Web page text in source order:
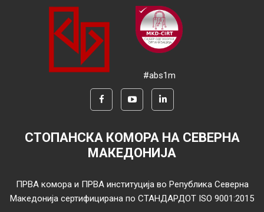
#abs1m
СТОПАНСКА КОМОРА НА СЕВЕРНА
МАКЕДОНИЈА
ПРВА комора и ПРВА институција во Република Северна
Македонија сертифицирана по СТАНДАРДОТ ISO 9001:2015